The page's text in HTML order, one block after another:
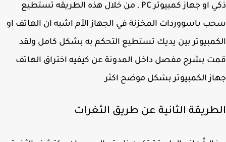
ذكي او جهاز كمبيوتر PC , من خلال هذه الطريقه تستطيع
باسووردات المخزنة في الجهاز الأم اشبه ان الهاتف او
بين يديك تستطيع التحكم به بشكل كامل ولقد
بشرح مفصل داخل المدونة عن كيفيه اختراق الهاتف
الكمبيوتر بشكل موضح اكثر
الثانية عن طريق الثغرات